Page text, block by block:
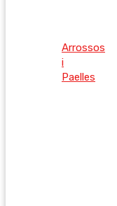
Arrossos
i
Paelles